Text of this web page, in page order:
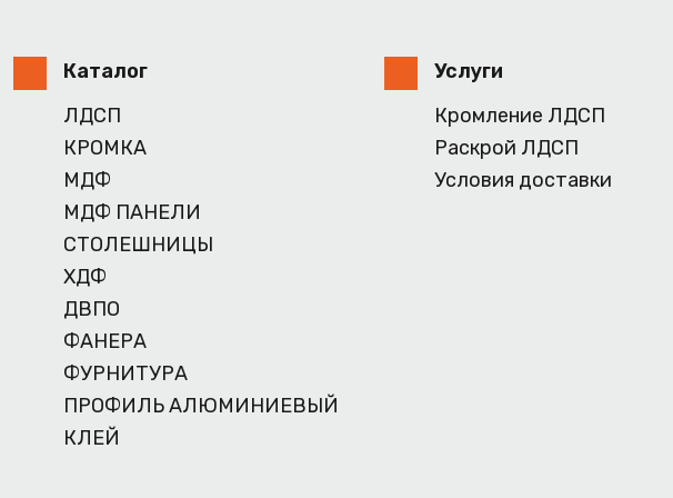
Каталог
ЛДСП
КРОМКА
МДФ
МДФ ПАНЕЛИ
СТОЛЕШНИЦЫ
ХДФ
ДВПО
ФАНЕРА
ФУРНИТУРА
ПРОФИЛЬ АЛЮМИНИЕВЫЙ
КЛЕЙ
Услуги
Кромление ЛДСП
Раскрой ЛДСП
Условия доставки